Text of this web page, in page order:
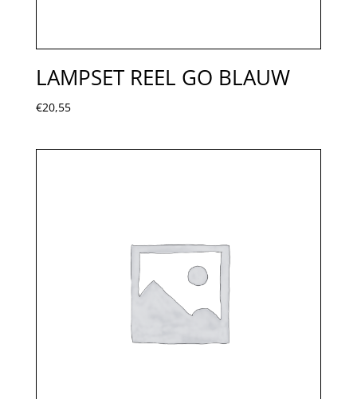
LAMPSET REEL GO BLAUW
€20,55